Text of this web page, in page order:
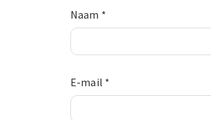
Naam *
E-mail *